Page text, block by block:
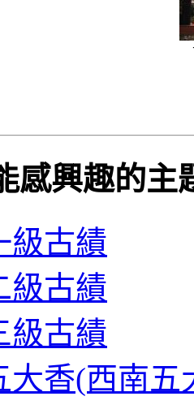
感興趣的主
級古績
級古績
級古績
大香(西南五